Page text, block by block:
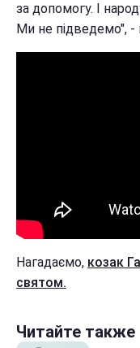
за допомогу. І
Ми не підведемо", -
Нагадаємо, козак
святом.
Читайте также